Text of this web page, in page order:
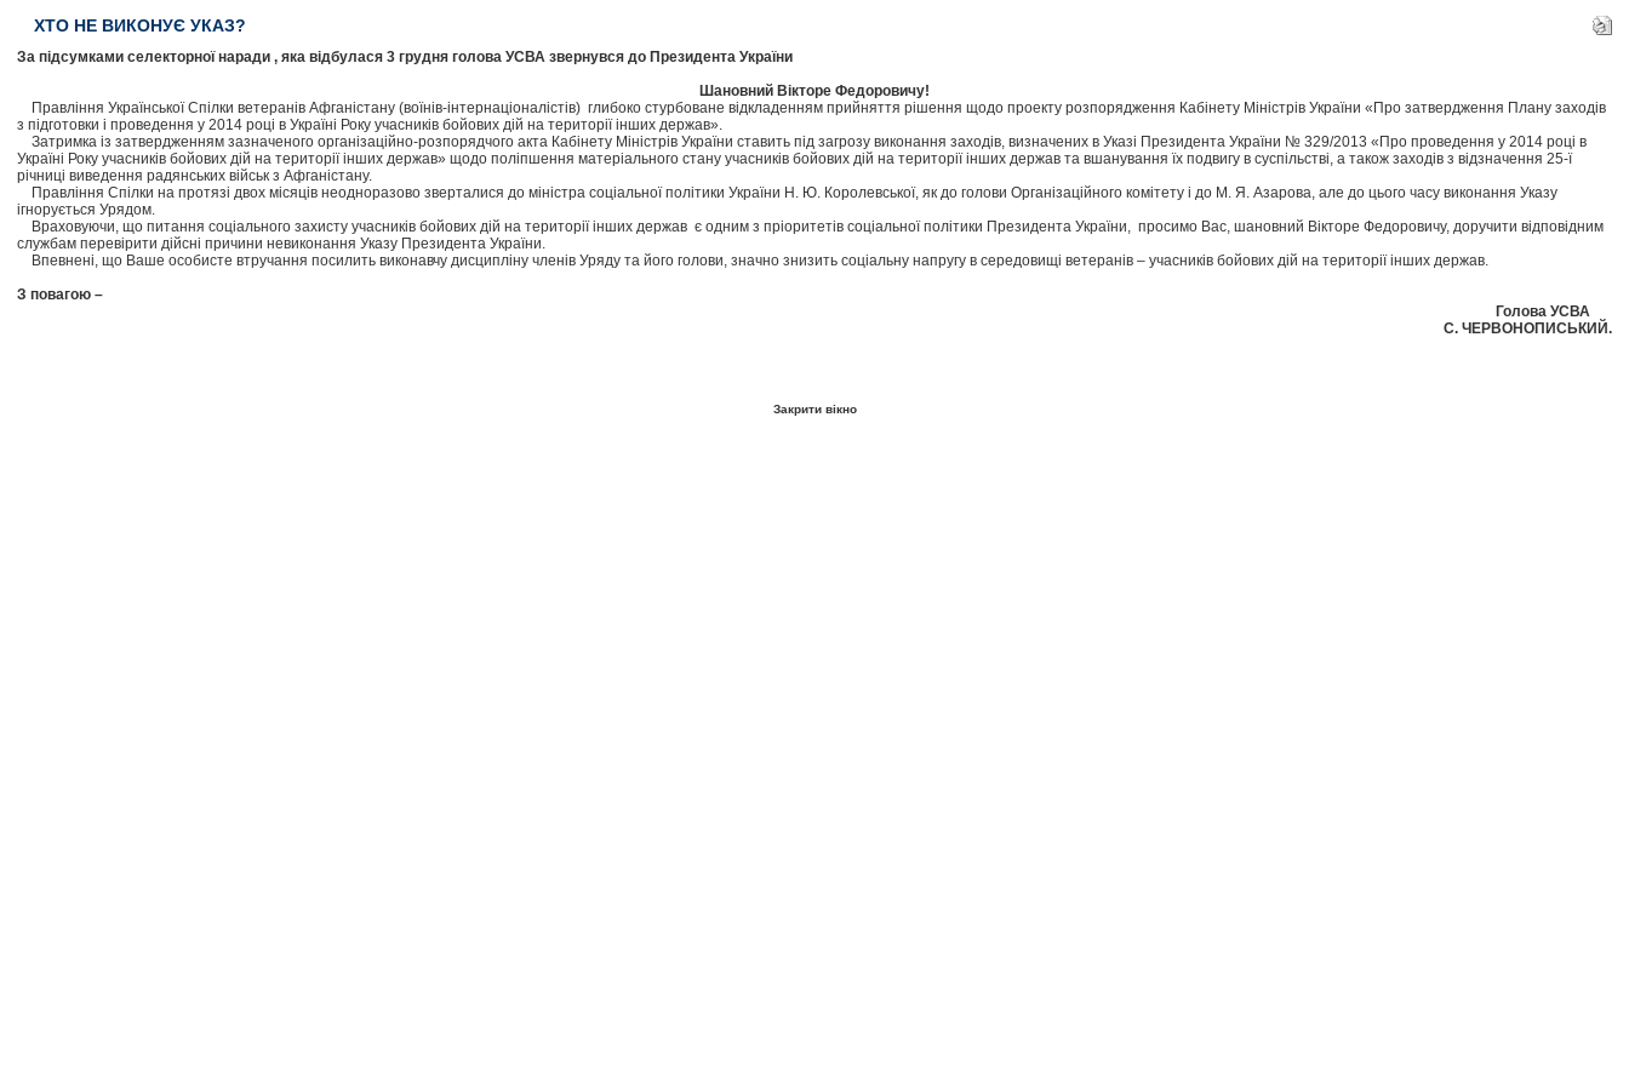
ХТО НЕ ВИКОНУЄ УКАЗ?
За підсумками селекторної наради , яка відбулася 3 грудня голова УСВА звернувся до Президента України
Шановний Вікторе Федоровичу!
Правління Української Спілки ветеранів Афганістану (воїнів-інтернаціоналістів) глибоко стурбоване відкладенням прийняття рішення щодо проекту розпорядження Кабінету Міністрів України «Про затвердження Плану заходів
з підготовки і проведення у 2014 році в Україні Року учасників бойових дій на території інших держав».
Затримка із затвердженням зазначеного організаційно-розпорядчого акта Кабінету Міністрів України ставить під загрозу виконання заходів, визначених в Указі Президента України № 329/2013 «Про проведення у 2014 році в
Україні Року учасників бойових дій на території інших держав» щодо поліпшення матеріального стану учасників бойових дій на території інших держав та вшанування їх подвигу в суспільстві, а також заходів з відзначення 25-ї
річниці виведення радянських військ з Афганістану.
Правління Спілки на протязі двох місяців неодноразово зверталися до міністра соціальної політики України Н. Ю. Королевської, як до голови Організаційного комітету і до М. Я. Азарова, але до цього часу виконання Указу
ігнорується Урядом.
Враховуючи, що питання соціального захисту учасників бойових дій на території інших держав є одним з пріоритетів соціальної політики Президента України, просимо Вас, шановний Вікторе Федоровичу, доручити відповідним
службам перевірити дійсні причини невиконання Указу Президента України.
Впевнені, що Ваше особисте втручання посилить виконавчу дисципліну членів Уряду та його голови, значно знизить соціальну напругу в середовищі ветеранів – учасників бойових дій на території інших держав.
З повагою –
Голова УСВА
С. ЧЕРВОНОПИСЬКИЙ.
Закрити вікно